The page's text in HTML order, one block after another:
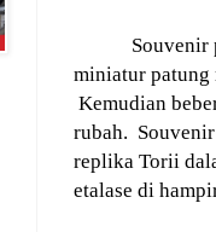
miniatur patung
Kemudian
rubah.
replika Torii
etalase di